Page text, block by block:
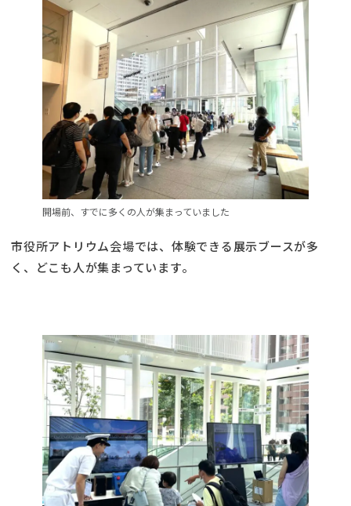
開場前、すでに多くの人が集まっていました
市役所アトリウム会場では、体験できる展示ブースが多
く、どこも人が集まっています。